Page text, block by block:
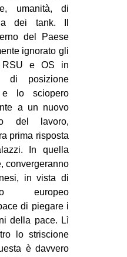
umanità, di
dei tank. Il
del Paese
ignorato gli
RSU e OS in
di posizione
e lo sciopero
a un nuovo
del lavoro,
prima risposta
In quella
convergeranno
in vista di
europeo
di piegare i
della pace. Lì
lo striscione
è davvero